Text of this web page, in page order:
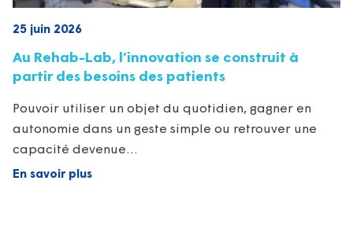
25 juin 2026
Au Rehab-Lab, l’innovation se construit à
partir des besoins des patients
Pouvoir utiliser un objet du quotidien, gagner en
autonomie dans un geste simple ou retrouver une
capacité devenue…
En savoir plus